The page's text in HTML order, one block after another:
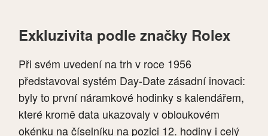
Exkluzivita podle značky Rolex
Při svém uvedení na trh v roce 1956
představoval systém Day-Date zásadní inovaci:
byly to první náramkové hodinky s kalendářem,
které kromě data ukazovaly v obloukovém
okénku na číselníku na pozici 12. hodiny i celý